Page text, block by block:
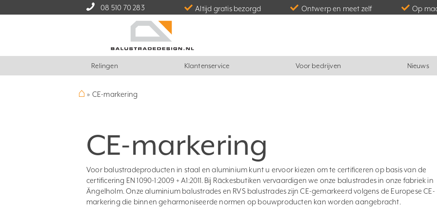
08 510 70 283 Altijd gratis bezorgd Ontwerp en meet zelf Op
Relingen Klantenservice Voor bedrijven Nieuws
⌂ » CE-markering
CE-markering
Voor balustradeproducten in staal en aluminium kunt u ervoor kiezen om te certificeren op basis van de
certificering EN 1090-1:2009 + A1:2011. Bij Räckesbutiken vervaardigen we onze balustrades in onze fabriek in
Ängelholm. Onze aluminium balustrades en RVS balustrades zijn CE-gemarkeerd volgens de Europese CE-
markering die binnen geharmoniseerde normen op bouwproducten kan worden aangebracht.